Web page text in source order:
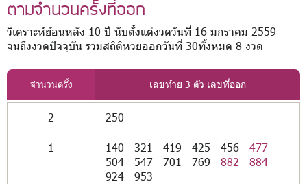
ตามจำนวนครั้งที่ออก
วิเคราะห์ย้อนหลัง 10 ปี นับตั้งแต่งวดวันที่ 16 มกราคม 2559
จนถึงงวดปัจจุบัน รวมสถิติหวยออกวันที่ 30ทั้งหมด 8 งวด
จำนวนครั้ง เลขท้าย 3 ตัว เลขที่ออก
2 250
1 140 321 419 425 456
477
504
547 701 769 882
884
924
953